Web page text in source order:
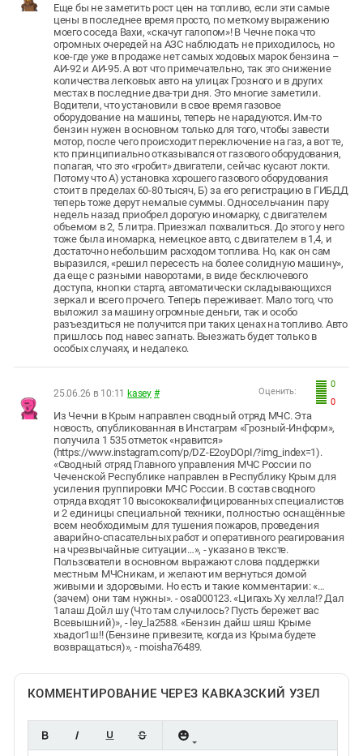
Еще бы не заметить рост цен на топливо, если эти самые
цены в последнее время просто, по меткому выражению
моего соседа Вахи, «скачут галопом»! В Чечне пока что
огромных очередей на АЗС наблюдать не приходилось, но
кое-где уже в продаже нет самых ходовых марок бензина –
АИ-92 и АИ-95. А вот что примечательно, так это снижение
количества легковых авто на улицах Грозного и в других
местах в последние два-три дня. Это многие заметили.
Водители, что установили в свое время газовое
оборудование на машины, теперь не нарадуются. Им-то
бензин нужен в основном только для того, чтобы завести
мотор, после чего происходит переключение на газ, а вот те,
кто принципиально отказывался от газового оборудования,
полагая, что это «гробит» двигатели, сейчас кусают локти.
Потому что А) установка хорошего газового оборудования
стоит в пределах 60-80 тысяч, Б) за его регистрацию в ГИБДД
теперь тоже дерут немалые суммы. Односельчанин пару
недель назад приобрел дорогую иномарку, с двигателем
объемом в 2, 5 литра. Приезжал похвалиться. До этого у него
тоже была иномарка, немецкое авто, с двигателем в 1,4, и
достаточно небольшим расходом топлива. Но, как он сам
выразился, «решил пересесть на более солидную машину»,
да еще с разными наворотами, в виде бесключевого
доступа, кнопки старта, автоматически складывающихся
зеркал и всего прочего. Теперь переживает. Мало того, что
выложил за машину огромные деньги, так и особо
разъездиться не получится при таких ценах на топливо. Авто
пришлось под навес загнать. Выезжать будет только в
особых случаях, и недалеко.
0
0
Оценить:
25.06.26 в 10:11 kasey #
Из Чечни в Крым направлен сводный отряд МЧС. Эта
новость, опубликованная в Инстаграм «Грозный-Информ»,
получила 1 535 отметок «нравится»
(https://www.instagram.com/p/DZ-E2oyDOpI/?img_index=1).
«Сводный отряд Главного управления МЧС России по
Чеченской Республике направлен в Республику Крым для
усиления группировки МЧС России. В состав сводного
отряда входят 10 высококвалифицированных специалистов
и 2 единицы специальной техники, полностью оснащённые
всем необходимым для тушения пожаров, проведения
аварийно-спасательных работ и оперативного реагирования
на чрезвычайные ситуации…», - указано в тексте.
Пользователи в основном выражают слова поддержки
местным МЧСникам, и желают им вернуться домой
живыми и здоровыми. Но есть и такие комментарии: «…
(зачем) они там нужны». - osa000123. «Цигахь Ху хелла!? Дал
1алаш Дойл шу (Что там случилось? Пусть бережет вас
Всевышний)», - ley_la2588. «Бензин дайш шяш Крыме
хьадог1ш!! (Бензине привезите, когда из Крыма будете
возвращаться)», - moisha76489.
КОММЕНТИРОВАНИЕ ЧЕРЕЗ КАВКАЗСКИЙ УЗЕЛ